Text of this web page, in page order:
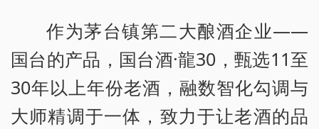
作为茅台镇第二大酿酒企业——
国台的产品，国台酒·龍30，甄选11至
30年以上年份老酒，融数智化勾调与
大师精调于一体，致力于让老酒的品